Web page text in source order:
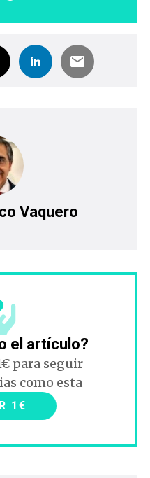
Vaquero
el artículo?
para seguir
como esta
1€